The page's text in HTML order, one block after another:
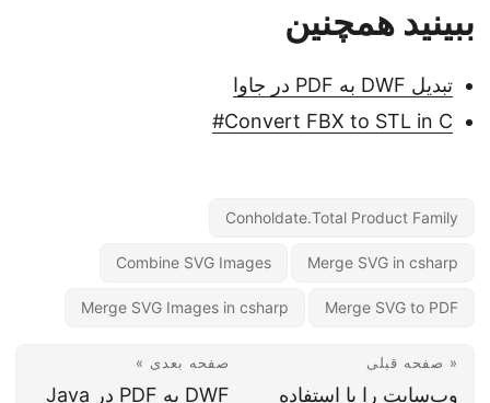
ببینید همچنین
تبدیل DWF به PDF در جاوا
Convert FBX to STL in C#
Conholdate.Total Product Family
Merge SVG in csharp
Combine SVG Images
Merge SVG to PDF
Merge SVG Images in csharp
« صفحه قبلی
وب‌سایت را با استفاده
صفحه بعدی »
DWF به PDF در Java